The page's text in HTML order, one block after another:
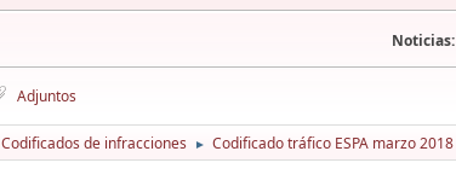
Noticias:
Adjuntos
Codificados de infracciones ► Codificado tráfico ESPA marzo 2018